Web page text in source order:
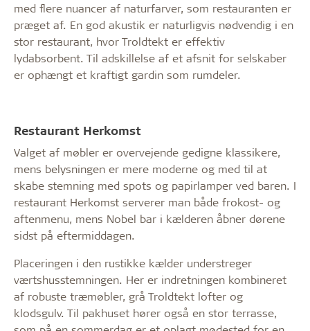
med flere nuancer af naturfarver, som restauranten er
præget af. En god akustik er naturligvis nødvendig i en
stor restaurant, hvor Troldtekt er effektiv
lydabsorbent. Til adskillelse af et afsnit for selskaber
er ophængt et kraftigt gardin som rumdeler.
Restaurant Herkomst
Valget af møbler er overvejende gedigne klassikere,
mens belysningen er mere moderne og med til at
skabe stemning med spots og papirlamper ved baren. I
restaurant Herkomst serverer man både frokost- og
aftenmenu, mens Nobel bar i kælderen åbner dørene
sidst på eftermiddagen.
Placeringen i den rustikke kælder understreger
værtshusstemningen. Her er indretningen kombineret
af robuste træmøbler, grå Troldtekt lofter og
klodsgulv. Til pakhuset hører også en stor terrasse,